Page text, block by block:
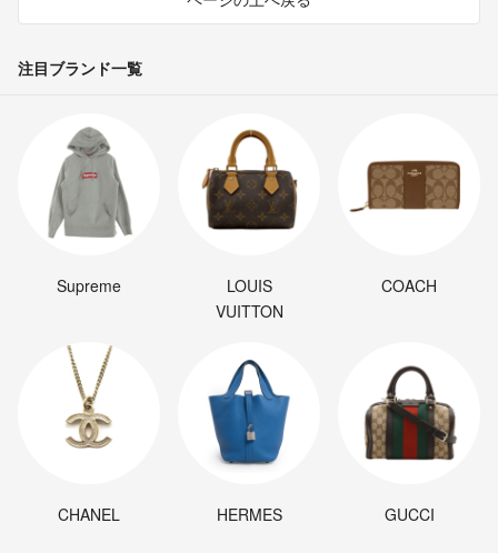
注目ブランド一覧
Supreme
LOUIS
VUITTON
COACH
CHANEL HERMES GUCCI